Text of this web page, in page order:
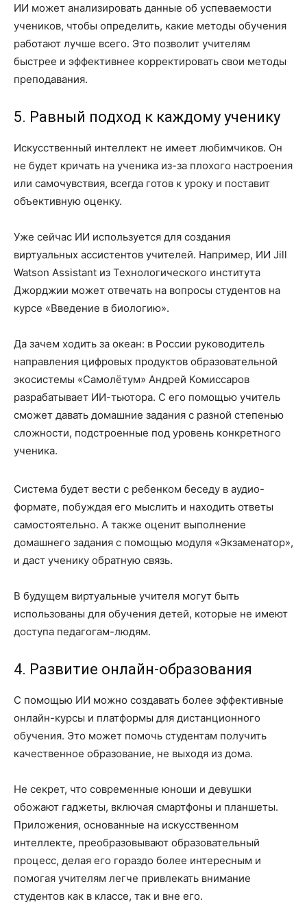
ИИ может анализировать данные об успеваемости
учеников, чтобы определить, какие методы обучения
работают лучше всего. Это позволит учителям
быстрее и эффективнее корректировать свои методы
преподавания.
5. Равный подход к каждому ученику
Искусственный интеллект не имеет любимчиков. Он
не будет кричать на ученика из-за плохого настроения
или самочувствия, всегда готов к уроку и поставит
объективную оценку.
Уже сейчас ИИ используется для создания
виртуальных ассистентов учителей. Например, ИИ Jill
Watson Assistant из Технологического института
Джорджии может отвечать на вопросы студентов на
курсе «Введение в биологию».
Да зачем ходить за океан: в России руководитель
направления цифровых продуктов образовательной
экосистемы «Самолётум» Андрей Комиссаров
разрабатывает ИИ-тьютора. С его помощью учитель
сможет давать домашние задания с разной степенью
сложности, подстроенные под уровень конкретного
ученика.
Система будет вести с ребенком беседу в аудио-
формате, побуждая его мыслить и находить ответы
самостоятельно. А также оценит выполнение
домашнего задания с помощью модуля «Экзаменатор»,
и даст ученику обратную связь.
В будущем виртуальные учителя могут быть
использованы для обучения детей, которые не имеют
доступа педагогам-людям.
4. Развитие онлайн-образования
С помощью ИИ можно создавать более эффективные
онлайн-курсы и платформы для дистанционного
обучения. Это может помочь студентам получить
качественное образование, не выходя из дома.
Не секрет, что современные юноши и девушки
обожают гаджеты, включая смартфоны и планшеты.
Приложения, основанные на искусственном
интеллекте, преобразовывают образовательный
процесс, делая его гораздо более интересным и
помогая учителям легче привлекать внимание
студентов как в классе, так и вне его.